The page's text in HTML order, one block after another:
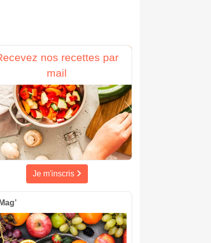
nos recettes par
mail
Je m'inscris